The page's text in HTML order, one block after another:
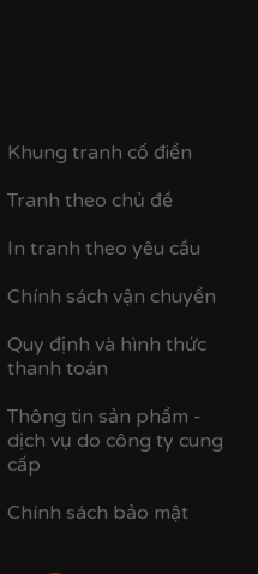
Khung tranh cổ điển
Tranh theo chủ đề
In tranh theo yêu cầu
Chính sách vận chuyển
Quy định và hình thức
thanh toán
Thông tin sản phẩm -
dịch vụ do công ty cung
cấp
Chính sách bảo mật